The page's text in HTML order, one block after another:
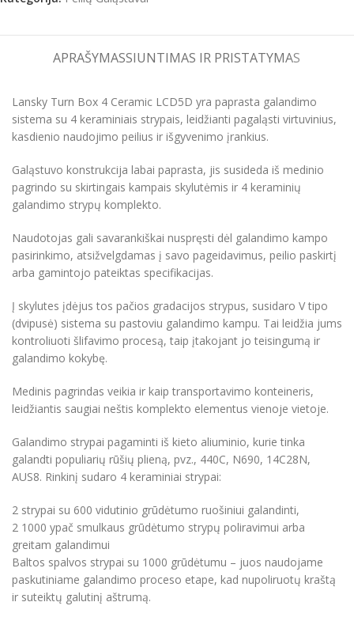
APRAŠYMASSIUNTIMAS IR PRISTATYMAS
Lansky Turn Box 4 Ceramic LCD5D yra paprasta galandimo
sistema su 4 keraminiais strypais, leidžianti pagaląsti virtuvinius,
kasdienio naudojimo peilius ir išgyvenimo įrankius.
Galąstuvo konstrukcija labai paprasta, jis susideda iš medinio
pagrindo su skirtingais kampais skylutėmis ir 4 keraminių
galandimo strypų komplekto.
Naudotojas gali savarankiškai nuspręsti dėl galandimo kampo
pasirinkimo, atsižvelgdamas į savo pageidavimus, peilio paskirtį
arba gamintojo pateiktas specifikacijas.
Į skylutes įdėjus tos pačios gradacijos strypus, susidaro V tipo
(dvipusė) sistema su pastoviu galandimo kampu. Tai leidžia jums
kontroliuoti šlifavimo procesą, taip įtakojant jo teisingumą ir
galandimo kokybę.
Medinis pagrindas veikia ir kaip transportavimo konteineris,
leidžiantis saugiai neštis komplekto elementus vienoje vietoje.
Galandimo strypai pagaminti iš kieto aliuminio, kurie tinka
galandti populiarių rūšių plieną, pvz., 440C, N690, 14C28N,
AUS8. Rinkinį sudaro 4 keraminiai strypai:
2 strypai su 600 vidutinio grūdėtumo ruošiniui galandinti,
2 1000 ypač smulkaus grūdėtumo strypų poliravimui arba
greitam galandimui
Baltos spalvos strypai su 1000 grūdėtumu – juos naudojame
paskutiniame galandimo proceso etape, kad nupoliruotų kraštą
ir suteiktų galutinį aštrumą.